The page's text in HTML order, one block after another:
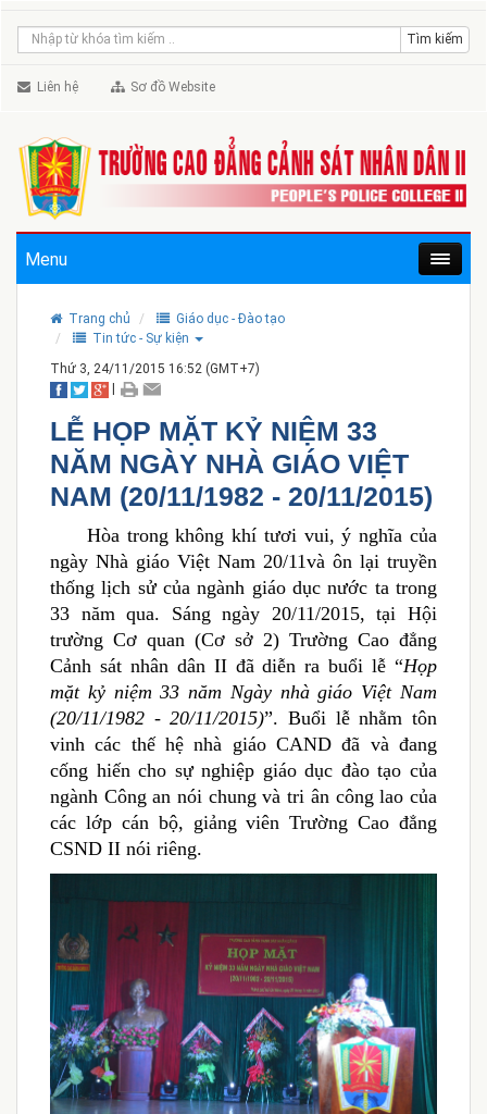
Liên hệ Sơ đồ Website
Menu
Trang chủ
Giáo dục - Đào tạo
Tin tức - Sự kiện
Thứ 3, 24/11/2015 16:52 (GMT+7)
LỄ HỌP MẶT KỶ NIỆM 33
NĂM NGÀY NHÀ GIÁO VIỆT
NAM (20/11/1982 - 20/11/2015)
Hòa trong không khí tươi vui, ý nghĩa của
ngày Nhà giáo Việt Nam 20/11và ôn lại truyền
thống lịch sử của ngành giáo dục nước ta trong
33 năm qua. Sáng ngày 20/11/2015, tại Hội
trường Cơ quan (Cơ sở 2) Trường Cao đẳng
Cảnh sát nhân dân II đã diễn ra buổi lễ “Họp
mặt kỷ niệm 33 năm Ngày nhà giáo Việt Nam
(20/11/1982 - 20/11/2015)”. Buổi lễ nhằm tôn
vinh các thế hệ nhà giáo CAND đã và đang
cống hiến cho sự nghiệp giáo dục đào tạo của
ngành Công an nói chung và tri ân công lao của
các lớp cán bộ, giảng viên Trường Cao đẳng
CSND II nói riêng.